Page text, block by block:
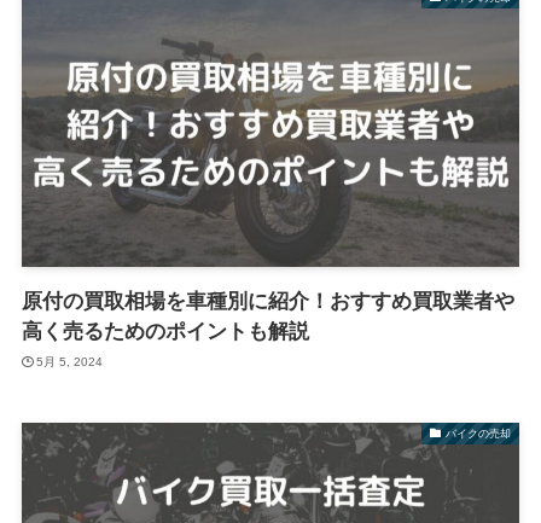
原付の買取相場を車種別に紹介！おすすめ買取業者や
高く売るためのポイントも解説
5月 5, 2024
バイクの売却